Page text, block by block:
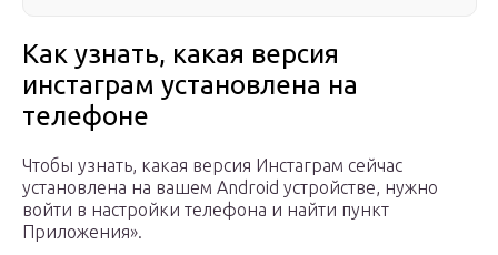
Как узнать, какая версия
инстаграм установлена на
телефоне
Чтобы узнать, какая версия Инстаграм сейчас
установлена на вашем Android устройстве, нужно
войти в настройки телефона и найти пункт
Приложения».